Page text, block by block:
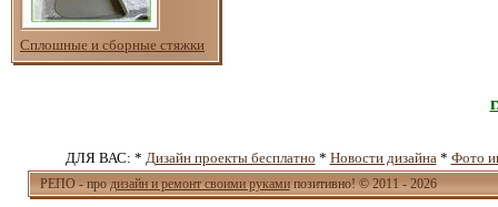
Сплошные и сборные стяжки
ДЛЯ ВАС: * Дизайн проекты бесплатно * Новости дизайна * Фото
РЕПО - про дизайн и ремонт своими рукамипозитивно! © 2011 - 2026